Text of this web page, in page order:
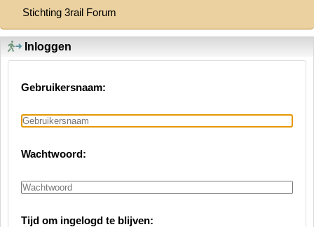
Stichting 3rail Forum
Inloggen
Gebruikersnaam:
Wachtwoord:
Tijd om ingelogd te blijven: